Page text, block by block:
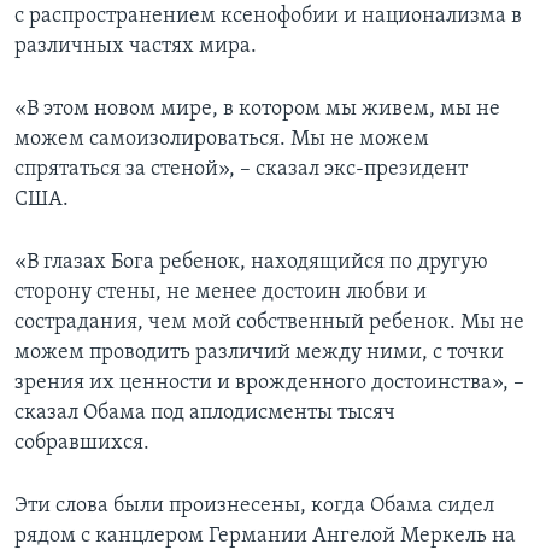
с распространением ксенофобии и национализма в
различных частях мира.
«В этом новом мире, в котором мы живем, мы не
можем самоизолироваться. Мы не можем
спрятаться за стеной», – сказал экс-президент
США.
«В глазах Бога ребенок, находящийся по другую
сторону стены, не менее достоин любви и
сострадания, чем мой собственный ребенок. Мы не
можем проводить различий между ними, с точки
зрения их ценности и врожденного достоинства», –
сказал Обама под аплодисменты тысяч
собравшихся.
Эти слова были произнесены, когда Обама сидел
рядом с канцлером Германии Ангелой Меркель на